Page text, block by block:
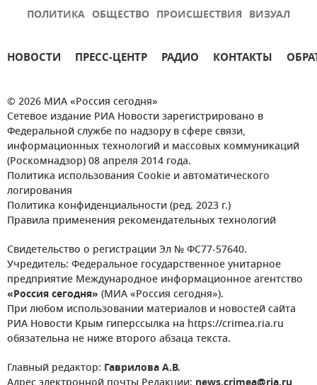
ПОЛИТИКА ОБЩЕСТВО ПРОИСШЕСТВИЯ ВИЗУАЛ
НОВОСТИ ПРЕСС-ЦЕНТР РАДИО КОНТАКТЫ
© 2026 МИА «Россия сегодня»
Сетевое издание РИА Новости зарегистрировано в
Федеральной службе по надзору в сфере связи,
информационных технологий и массовых коммуникаций
(Роскомнадзор) 08 апреля 2014 года.
Политика использования Cookie и автоматического
логирования
Политика конфиденциальности (ред. 2023 г.)
Правила применения рекомендательных технологий
Свидетельство о регистрации Эл № ФС77-57640.
Учредитель: Федеральное государственное унитарное
предприятие Международное информационное агентство
«Россия сегодня» (МИА «Россия сегодня»).
При любом использовании материалов и новостей сайта
РИА Новости Крым гиперссылка на https://crimea.ria.ru
обязательна не ниже второго абзаца текста.
Главный редактор: Гаврилова А.В.